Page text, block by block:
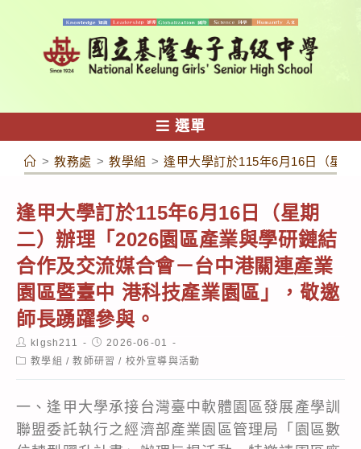
容
選單
> 教務處 > 教學組 > 逢甲大學訂於115年6月16日（星
逢甲大學訂於115年6月16日（星期
二）辦理「2026園區產業與學研鏈結
合作及交流媒合會－台中港關連產業
園區暨臺中 港科技產業園區」，敬邀
師長踴躍參與。
Post
author:
klgsh211
Post
published:
2026-06-01
Post教學組 / 教師研習 / 校外宣導與活動
一、逢甲大學承接台灣臺中軟體園區發展產學訓
聯盟委託執行之經濟部產業園區管理局「園區數